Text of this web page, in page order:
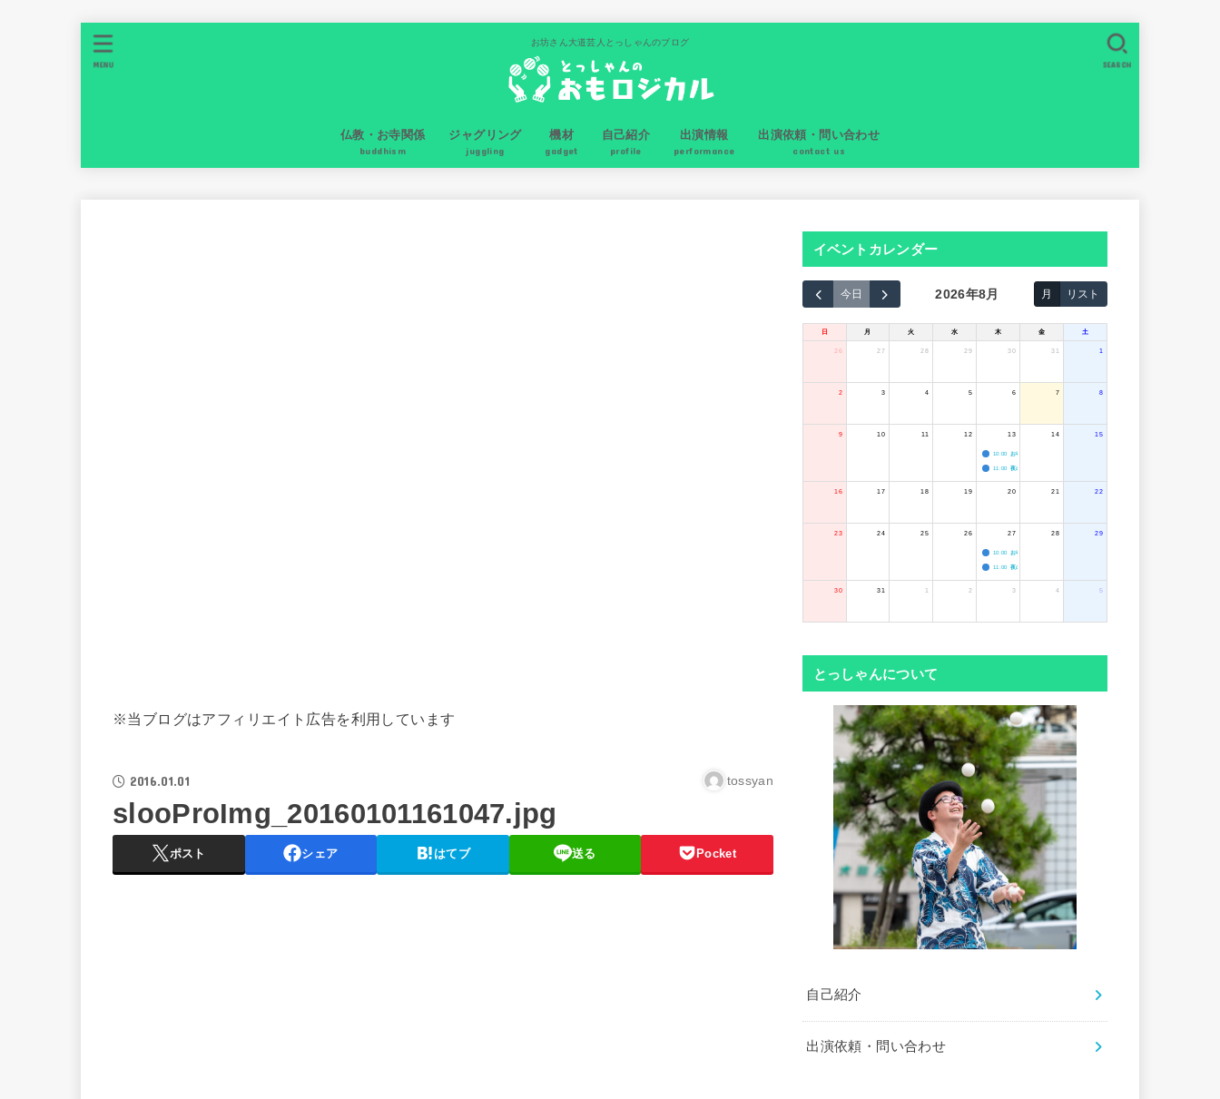
お坊さん大道芸人とっしゃんのブログ
仏教・お寺関係
buddhism
ジャグリング
juggling
機材
gadget
自己紹介
profile
出演情報
performance
出演依頼・問い合わせ
contact us
SEARCH
MENU
※当ブログはアフィリエイト広告を利用しています
2016.01.01 tossyan
slooProImg_20160101161047.jpg
ポスト シェア はてブ 送る Pocket
イベントカレンダー
今日 2026年8月 月 リスト
日 月 火 水 木 金 土
26 27 28 29 30 31 1
2 3 4 5 6 7 8
9 10 11 12 13
10:00 お寺のジャグリング教室
11:00 夜のボードゲーム会
14 15
16 17 18 19 20 21 22
23 24 25 26 27
10:00 お寺のジャグリング教室
11:00 夜のボードゲーム会
28 29
30 31 1 2 3 4 5
とっしゃんについて
自己紹介
出演依頼・問い合わせ